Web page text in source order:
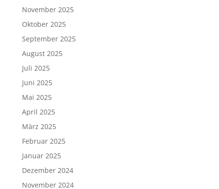
November 2025
Oktober 2025
September 2025
August 2025
Juli 2025
Juni 2025
Mai 2025
April 2025
März 2025
Februar 2025
Januar 2025
Dezember 2024
November 2024